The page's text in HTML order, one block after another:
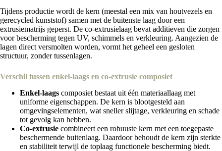
Tijdens productie wordt de kern (meestal een mix van houtvezels en
gerecycled kunststof) samen met de buitenste laag door een
extrusiematrijs geperst. De co‑extrusielaag bevat additieven die zorgen
voor bescherming tegen UV, schimmels en verkleuring. Aangezien de
lagen direct versmolten worden, vormt het geheel een gesloten
structuur, zonder tussenlagen.
Verschil tussen enkel‑laags en co‑extrusie composiet
Enkel‑laags composiet bestaat uit één materiaallaag met
uniforme eigenschappen. De kern is blootgesteld aan
omgevingselementen, wat sneller slijtage, verkleuring en schade
tot gevolg kan hebben.
Co‑extrusie combineert een robuuste kern met een toegepaste
beschermende buitenlaag. Daardoor behoudt de kern zijn sterkte
en stabiliteit terwijl de toplaag functionele bescherming biedt.